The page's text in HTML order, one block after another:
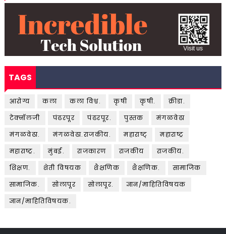
TAGS
आरोग्य कला कला विश्व. कृषी कृषी.
क्रीडा.
टेक्नॉलजी
पंढरपूर पंढरपूर. पुस्तक
मंगळवेढा
मंगळवेढा.
मंगळवेढा.राजकीय. महाराष्ट्
महाराष्ट्र
महाराष्ट्र.
मुंबई. राजकारण राजकीय
राजकीय.
शिक्षण.
शेती विषयक शैक्षणिक शैक्षणिक.
सामाजिक
सामाजिक.
सोलापूर सोलापूर.
ज्ञान/माहितिविषयक
ज्ञान/माहितिविषयक.